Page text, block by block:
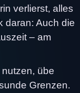
verlierst, alles
daran: Auch die
– am
übe
Grenzen.